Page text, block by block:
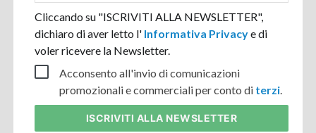
Cliccando su "ISCRIVITI ALLA NEWSLETTER",
dichiaro di aver letto l' Informativa Privacye di
voler ricevere la Newsletter.
Acconsento all'invio di comunicazioni
promozionali e commerciali per conto di terzi.
ISCRIVITI ALLA NEWSLETTER